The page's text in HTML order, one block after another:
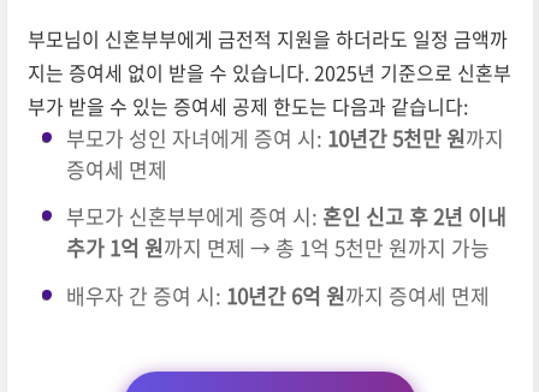
부모님이 신혼부부에게 금전적 지원을 하더라도 일정 금액까
지는 증여세 없이 받을 수 있습니다. 2025년 기준으로 신혼부
부가 받을 수 있는 증여세 공제 한도는 다음과 같습니다:
부모가 성인 자녀에게 증여 시: 10년간 5천만 원까지
증여세 면제
부모가 신혼부부에게 증여 시: 혼인 신고 후 2년 이내
추가 1억 원까지 면제 → 총 1억 5천만 원까지 가능
배우자 간 증여 시: 10년간 6억 원까지 증여세 면제